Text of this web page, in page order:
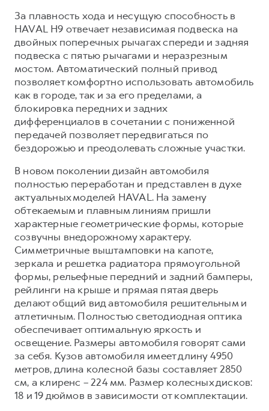
За плавность хода и несущую способность в
HAVAL H9 отвечает независимая подвеска на
двойных поперечных рычагах спереди и задняя
подвеска с пятью рычагами и неразрезным
мостом. Автоматический полный привод
позволяет комфортно использовать автомобиль
как в городе, так и за его пределами, а
блокировка передних и задних
дифференциалов в сочетании с пониженной
передачей позволяет передвигаться по
бездорожью и преодолевать сложные участки.
В новом поколении дизайн автомобиля
полностью переработан и представлен в духе
актуальных моделей HAVAL. На замену
обтекаемым и плавным линиям пришли
характерные геометрические формы, которые
созвучны внедорожному характеру.
Симметричные выштамповки на капоте,
зеркала и решетка радиатора прямоугольной
формы, рельефные передний и задний бамперы,
рейлинги на крыше и прямая пятая дверь
делают общий вид автомобиля решительным и
атлетичным. Полностью светодиодная оптика
обеспечивает оптимальную яркость и
освещение. Размеры автомобиля говорят сами
за себя. Кузов автомобиля имеет длину 4950
метров, длина колесной базы составляет 2850
см, а клиренс – 224 мм. Размер колесных дисков:
18 и 19 дюймов в зависимости от комплектации.